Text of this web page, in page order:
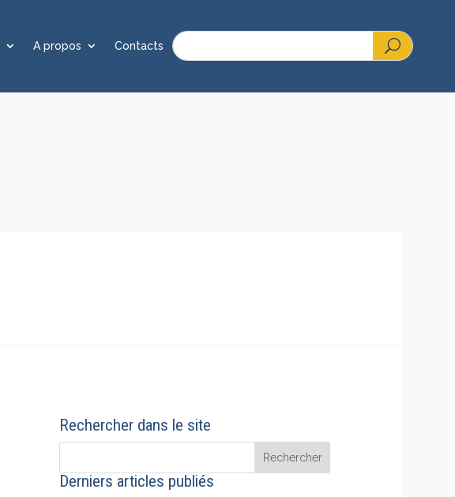
A propos Contacts
Rechercher dans le site
Derniers articles publiés